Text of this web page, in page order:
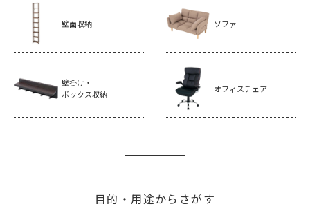
壁面収納 ソファ
壁掛け・
ボックス収納
オフィスチェア
目的・用途からさがす